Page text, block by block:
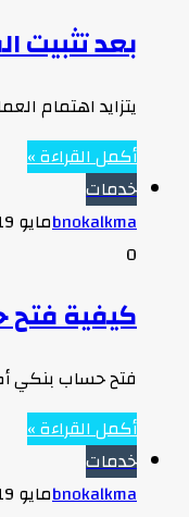
بعد تثبيت
يتزايد اهتمام
أكمل القراءة »
خدمات
bnokalkmaمايو 19, 2025
0
كيفية
فتح حساب بنكي
أكمل القراءة »
خدمات
bnokalkmaمايو 19, 2025